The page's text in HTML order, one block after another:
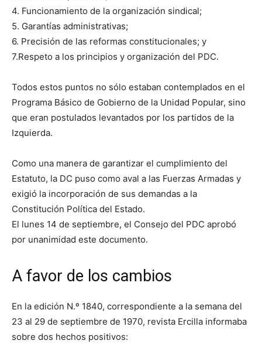
4. Funcionamiento de la organización sindical;
5. Garantías administrativas;
6. Precisión de las reformas constitucionales; y
7.Respeto a los principios y organización del PDC.
Todos estos puntos no sólo estaban contemplados en el
Programa Básico de Gobierno de la Unidad Popular, sino
que eran postulados levantados por los partidos de la
Izquierda.
Como una manera de garantizar el cumplimiento del
Estatuto, la DC puso como aval a las Fuerzas Armadas y
exigió la incorporación de sus demandas a la
Constitución Política del Estado.
El lunes 14 de septiembre, el Consejo del PDC aprobó
por unanimidad este documento.
A favor de los cambios
En la edición N.º 1840, correspondiente a la semana del
23 al 29 de septiembre de 1970, revista Ercilla informaba
sobre dos hechos positivos: